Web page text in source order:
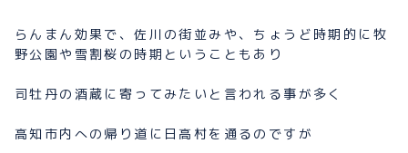
らんまん効果で、佐川の街並みや、ちょうど時期的に牧
野公園や雪割桜の時期ということもあり
司牡丹の酒蔵に寄ってみたいと言われる事が多く
高知市内への帰り道に日高村を通るのですが